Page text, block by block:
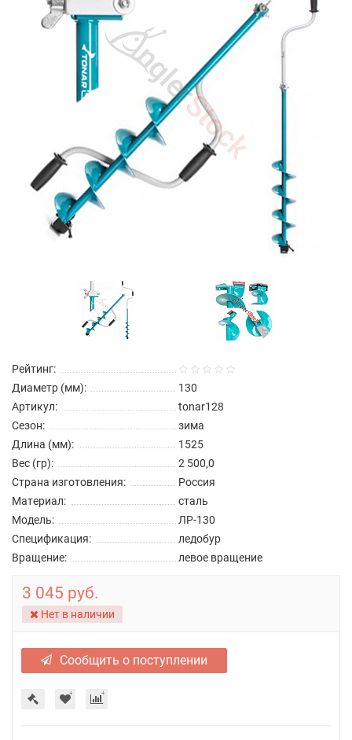
Рейтинг:
Диаметр (мм):
130
Артикул:
tonar128
Сезон:
зима
Длина (мм):
1525
Вес (гр):
2 500,0
Страна изготовления:
Россия
Материал:
сталь
Модель:
ЛР-130
Спецификация:
ледобур
Вращение:
левое вращение
3 045 руб.
Нет в наличии
Сообщить о поступлении